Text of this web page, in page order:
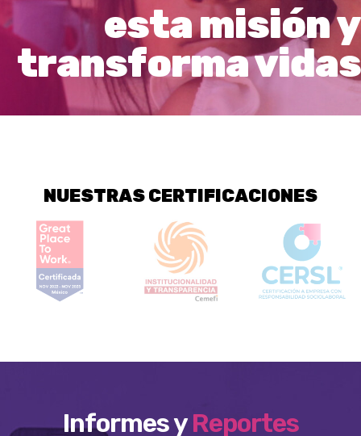
esta misión y
transforma vidas
NUESTRAS CERTIFICACIONES
Informes yReportes